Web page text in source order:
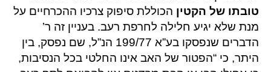
טובתו של הקטין הכוללת סיפוק צרכיו ההכרחיים על
מנת שלא יגיע חלילה לחרפת רעב. בעניין זה ר’
הדברים שנפסקו בע”א 199/77 הנ”ל, שם נפסק, בין
היתר, כי “הפטור של האב אינו החלטי בכל הנסיבות,